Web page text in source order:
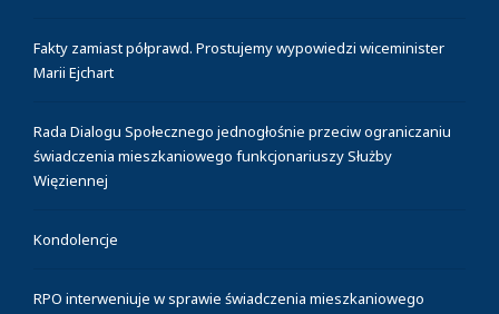
Fakty zamiast półprawd. Prostujemy wypowiedzi wiceminister
Marii Ejchart
Rada Dialogu Społecznego jednogłośnie przeciw ograniczaniu
świadczenia mieszkaniowego funkcjonariuszy Służby
Więziennej
Kondolencje
RPO interweniuje w sprawie świadczenia mieszkaniowego